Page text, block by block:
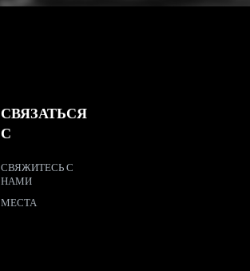
СВЯЗАТЬСЯ
С
СВЯЖИТЕСЬ С
НАМИ
МЕСТА